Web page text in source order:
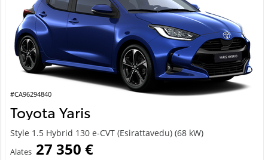
#CA96294840
Toyota Yaris
Style 1.5 Hybrid 130 e-CVT (Esirattavedu) (68 kW)
Alates 27 350 €